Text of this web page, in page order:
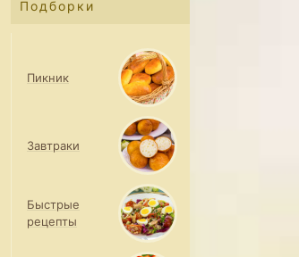
Подборки
Пикник
Завтраки
Быстрые
рецепты